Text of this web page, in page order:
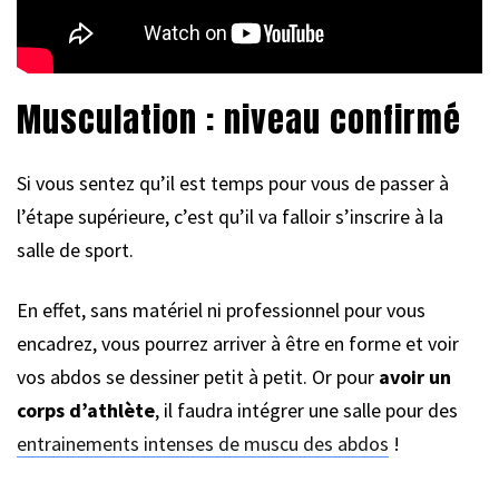
Musculation : niveau confirmé
Si vous sentez qu’il est temps pour vous de passer à
l’étape supérieure, c’est qu’il va falloir s’inscrire à la
salle de sport.
En effet, sans matériel ni professionnel pour vous
encadrez, vous pourrez arriver à être en forme et voir
vos abdos se dessiner petit à petit. Or pour avoir un
corps d’athlète, il faudra intégrer une salle pour des
entrainements intenses de muscu des abdos !